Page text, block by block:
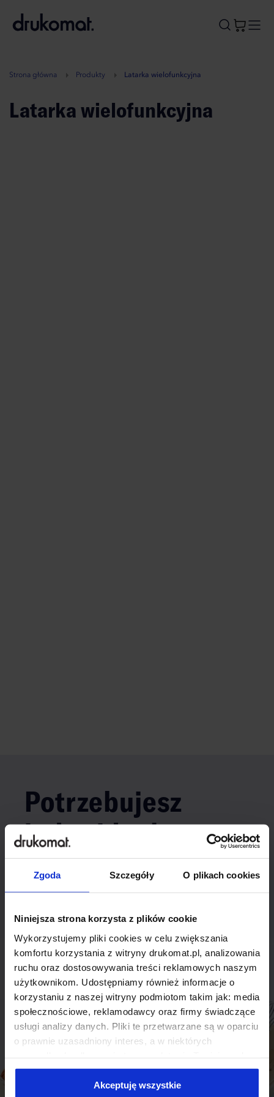
Zgoda Szczegóły O plikach cookies
Niniejsza strona korzysta z plików cookie
Wykorzystujemy pliki cookies w celu zwiększania
komfortu korzystania z witryny drukomat.pl, analizowania
ruchu oraz dostosowywania treści reklamowych naszym
użytkownikom. Udostępniamy również informacje o
korzystaniu z naszej witryny podmiotom takim jak: media
społecznościowe, reklamodawcy oraz firmy świadczące
usługi analizy danych. Pliki te przetwarzane są w oparciu
o prawnie uzasadniony interes, a w niektórych
Niektóre z plików cookies dostarczane i przetwarzane są
przez naszych zewnętrznych partnerów, z których listą
Akceptuję wszystkie
A
Strona główna Produkty Latarka wielofunkcyjna
Latarka wielofunkcyjna
Potrzebujesz
indywidualnego
rozwiązania?
Odezwij się do nas, aby omówić
Skontaktuj się